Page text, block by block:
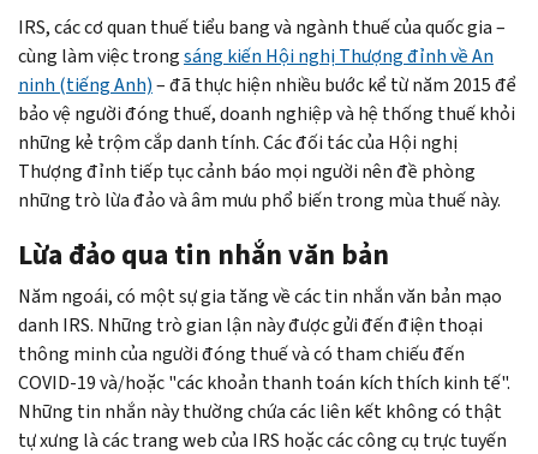
IRS, các cơ quan thuế tiểu bang và ngành thuế của quốc gia –
cùng làm việc trongsáng kiến Hội nghị Thượng đỉnh về An
ninh (tiếng Anh)– đã thực hiện nhiều bước kể từ năm 2015 để
bảo vệ người đóng thuế, doanh nghiệp và hệ thống thuế khỏi
những kẻ trộm cắp danh tính. Các đối tác của Hội nghị
Thượng đỉnh tiếp tục cảnh báo mọi người nên đề phòng
những trò lừa đảo và âm mưu phổ biến trong mùa thuế này.
Lừa đảo qua tin nhắn văn bản
Năm ngoái, có một sự gia tăng về các tin nhắn văn bản mạo
danh IRS. Những trò gian lận này được gửi đến điện thoại
thông minh của người đóng thuế và có tham chiếu đến
COVID-19 và/hoặc "các khoản thanh toán kích thích kinh tế".
Những tin nhắn này thường chứa các liên kết không có thật
tự xưng là các trang web của IRS hoặc các công cụ trực tuyến